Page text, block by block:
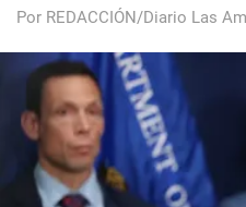
Por REDACCIÓN/Diario Las